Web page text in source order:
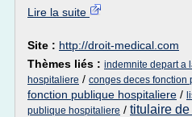
Lire la suite
Site : http://droit-medical.com
Thèmes liés : indemnite depart a
hospitaliere / conges deces fonction
fonction publique hospitaliere /
publique hospitaliere / titulaire